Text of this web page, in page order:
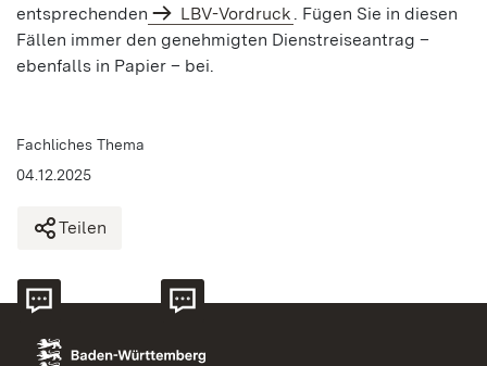
Fachliches Thema
04.12.2025
Teilen
entsprechenden
LBV-Vordruck . Fügen Sie in diesen
Fällen immer den genehmigten Dienstreiseantrag –
ebenfalls in Papier – bei.